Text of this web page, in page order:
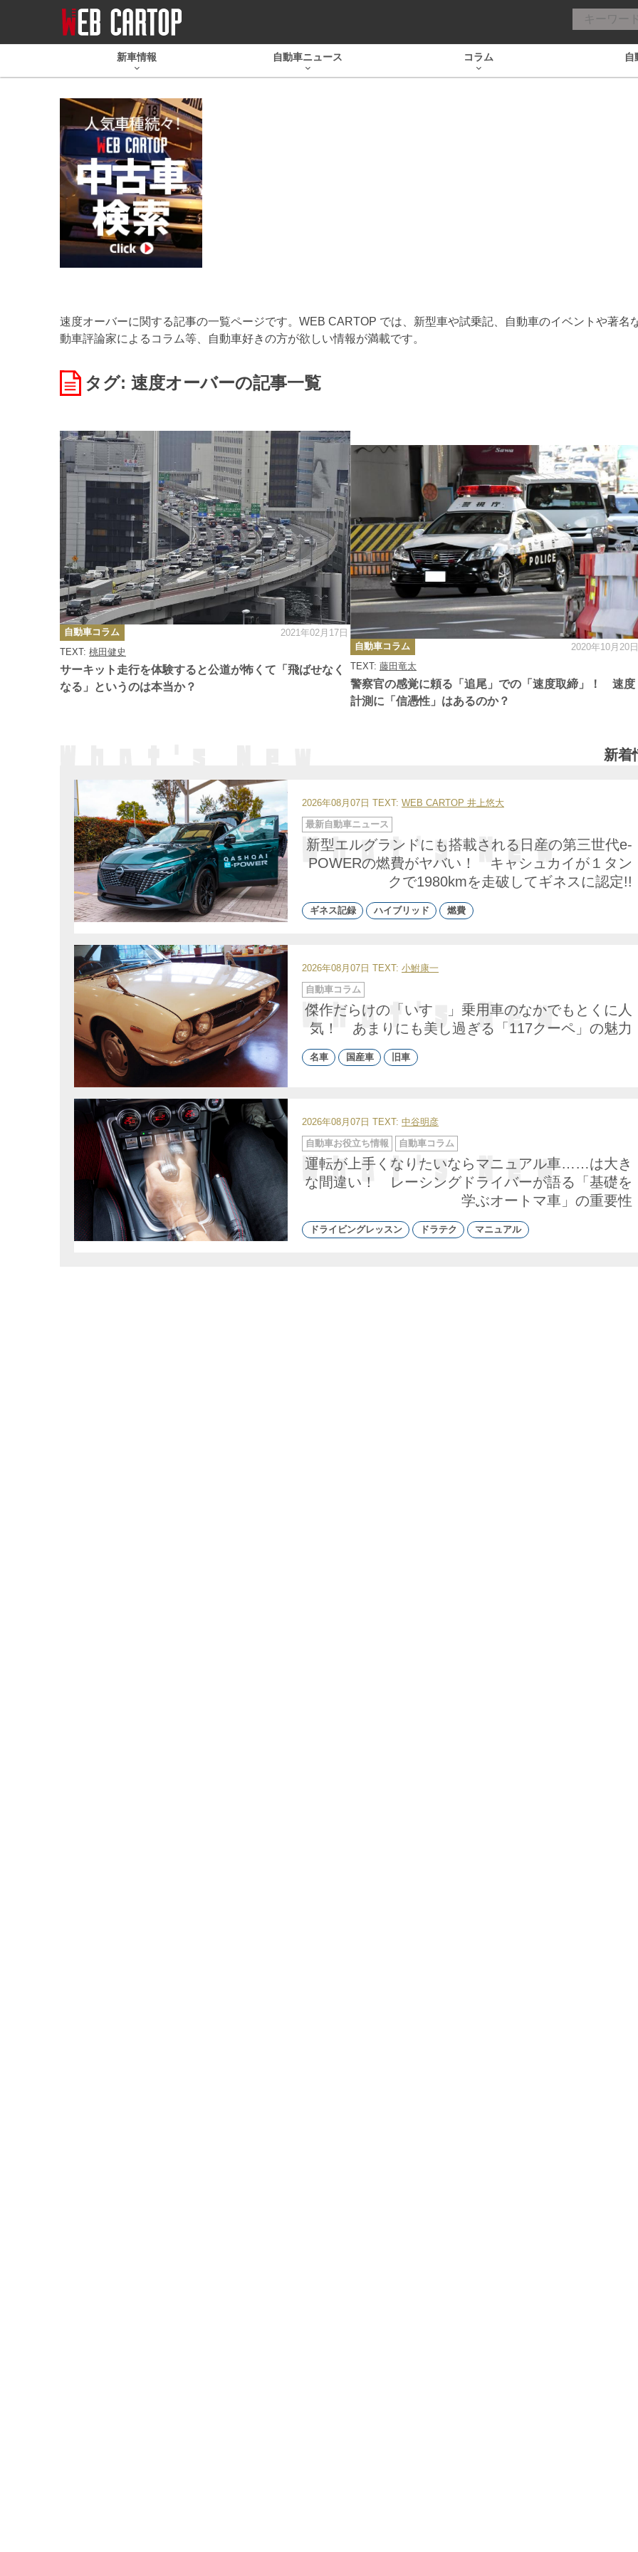
新車情報 自動車ニュース コラム 自
速度オーバーに関する記事の一覧ページです。WEB CARTOP では、新型車や試乗記、自動車のイベントや著名
動車評論家によるコラム等、自動車好きの方が欲しい情報が満載です。
タグ: 速度オーバーの記事一覧
サーキット走行を体験すると公道が怖くて「飛ばせなく
なる」というのは本当か？
TEXT: 桃田健史
カ
テ
ゴ
リ
ー
自動車コラム 2021年02月17日
警察官の感覚に頼る「追尾」での「速度取締」！ 速度
計測に「信憑性」はあるのか？
TEXT: 藤田竜太
カ
テ
ゴ
リ
ー
自動車コラム 2020年10月20日
新着
2026年08月07日 TEXT: WEB CARTOP 井上悠大
新型エルグランドにも搭載される日産の第三世代e-
POWERの燃費がヤバい！ キャシュカイが１タン
クで1980kmを走破してギネスに認定!!
カ
テ
ゴ
リ
ー
最新自動車ニュース
ギネス記録 ハイブリッド 燃費
2026年08月07日 TEXT: 小鮒康一
傑作だらけの「いすゞ」乗用車のなかでもとくに人
気！ あまりにも美し過ぎる「117クーペ」の魅力
カ
テ
ゴ
リ
ー
自動車コラム
名車 国産車 旧車
2026年08月07日 TEXT: 中谷明彦
運転が上手くなりたいならマニュアル車……は大き
な間違い！ レーシングドライバーが語る「基礎を
学ぶオートマ車」の重要性
カ
テ
ゴ
リ
ー
自動車お役立ち情報 自動車コラム
ドライビングレッスン ドラテク マニュアル